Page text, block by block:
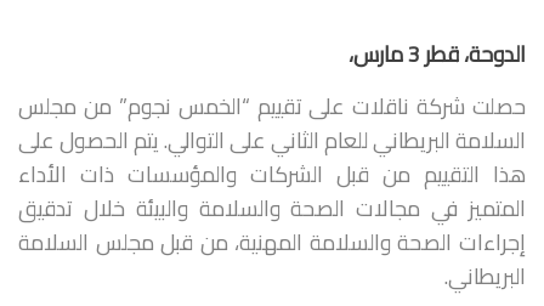
الدوحة، قطر 3 مارس،
حصلت شركة ناقلات على تقييم “الخمس نجوم” من مجلس
السلامة البريطاني للعام الثاني على التوالي. يتم الحصول على
هذا التقييم من قبل الشركات والمؤسسات ذات الأداء
المتميز في مجالات الصحة والسلامة والبيئة خلال تدقيق
إجراءات الصحة والسلامة المهنية، من قبل مجلس السلامة
البريطاني.